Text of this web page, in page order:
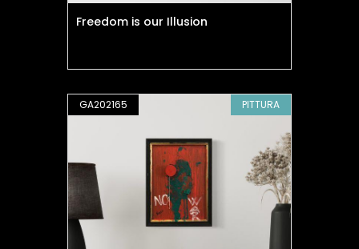
Freedom is our Illusion
GA202165 PITTURA